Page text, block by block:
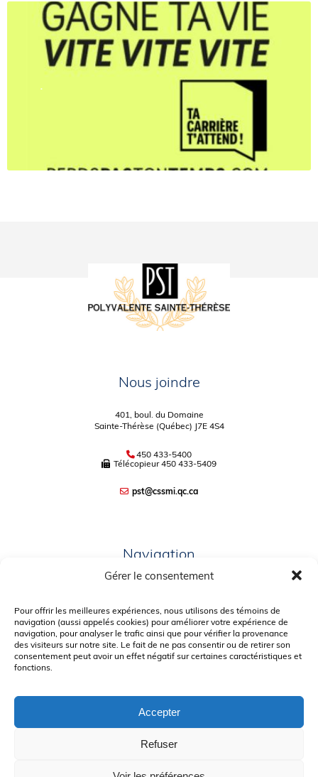
Gérer le consentement
Pour offrir les meilleures expériences, nous utilisons des témoins de
navigation (aussi appelés cookies) pour améliorer votre expérience de
navigation, pour analyser le trafic ainsi que pour vérifier la provenance
des visiteurs sur notre site. Le fait de ne pas consentir ou de retirer son
consentement peut avoir un effet négatif sur certaines caractéristiques et
fonctions.
Accepter
Refuser
.
Nous joindre
401, boul. du Domaine
Sainte-Thérèse (Québec) J7E 4S4
450 433-5400
Télécopieur450 433-5409
pst@cssmi.qc.ca
Navigation
PORTAIL PARENTS
PLAINTE – SERVICE À L’ÉLÈVE
POLITIQUE DE CONFIDENTIALITÉ